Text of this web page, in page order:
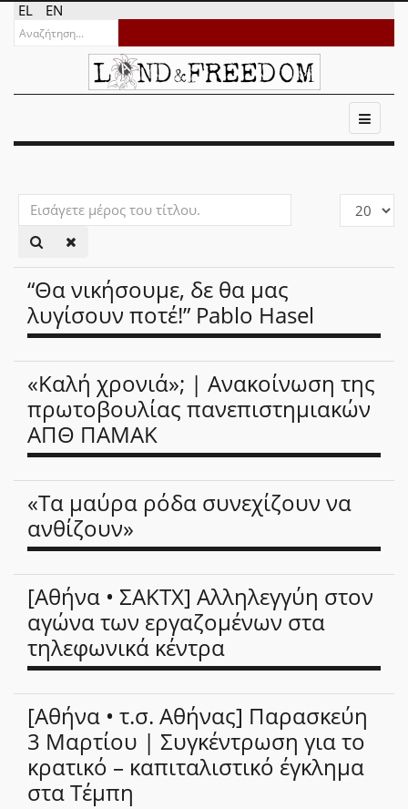
EL EN
Εισάγετε
μέρος
του
τίτλου.
Εμφάνιση
“Θα νικήσουμε, δε θα μας
λυγίσουν ποτέ!” Pablo Hasel
«Καλή χρονιά»; | Ανακοίνωση της
πρωτοβουλίας πανεπιστημιακών
ΑΠΘ ΠΑΜΑΚ
«Τα μαύρα ρόδα συνεχίζουν να
ανθίζουν»
[Aθήνα • ΣΑΚΤΧ] Αλληλεγγύη στον
αγώνα των εργαζομένων στα
τηλεφωνικά κέντρα
[Aθήνα • τ.σ. Αθήνας] Παρασκεύη
3 Μαρτίου | Συγκέντρωση για το
κρατικό – καπιταλιστικό έγκλημα
στα Τέμπη